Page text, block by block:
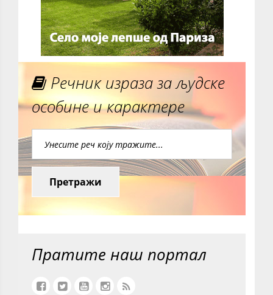
Речник израза за људске
особине и карактере
Претражи
Пратите наш портал